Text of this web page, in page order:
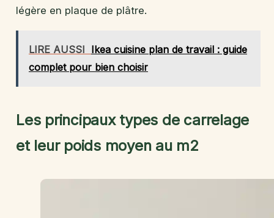
légère en plaque de plâtre.
LIRE AUSSI Ikea cuisine plan de travail : guide
complet pour bien choisir
Les principaux types de carrelage
et leur poids moyen au m2